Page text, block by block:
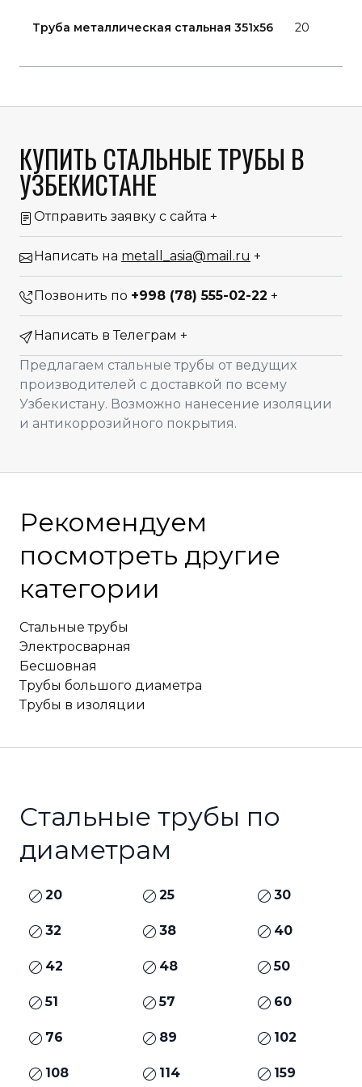
Труба металлическая стальная 351x56 20
КУПИТЬ СТАЛЬНЫЕ ТРУБЫ В
УЗБЕКИСТАНЕ
Отправить заявку с сайта +
Написать на metall_asia@mail.ru +
Позвонить по +998 (78) 555-02-22 +
Написать в Телеграм +
Предлагаем стальные трубы от ведущих
производителей с доставкой по всему
Узбекистану. Возможно нанесение изоляции
и антикоррозийного покрытия.
Рекомендуем
посмотреть другие
категории
Стальные трубы
Электросварная
Бесшовная
Трубы большого диаметра
Трубы в изоляции
Стальные трубы по
диаметрам
20 25 30
32 38 40
42 48 50
51 57 60
76 89 102
108 114 159